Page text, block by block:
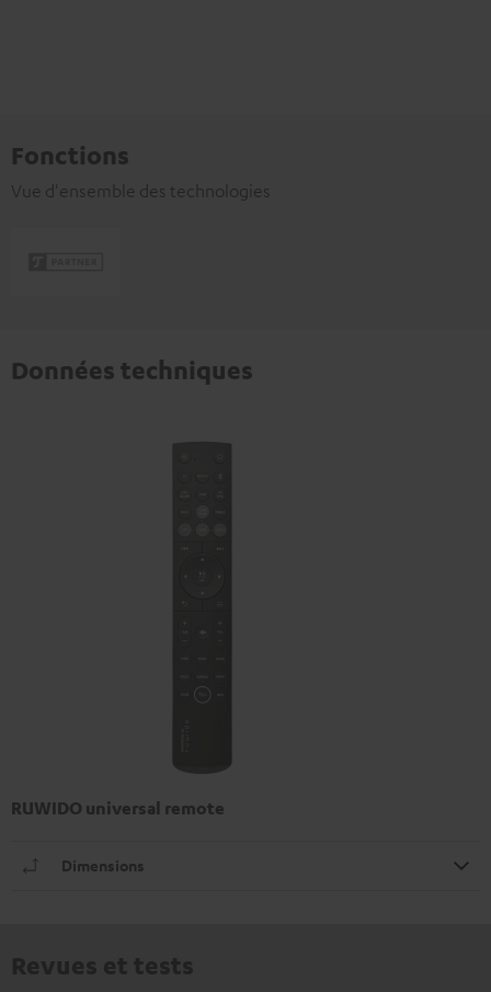
Fonctions
Vue d'ensemble des technologies
Données techniques
RUWIDO universal remote
Dimensions